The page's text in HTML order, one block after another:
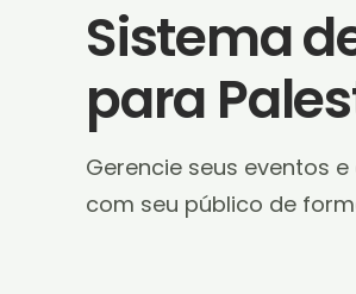
Sistema
para
Gerencie seus eventos
com seu público de